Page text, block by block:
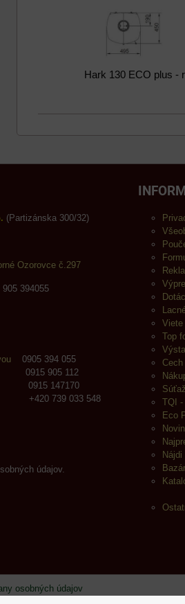
Hark 130 ECO plus -
(Partizánska 300/32)
Ozorovce č.297
394055
0905 394 055
905 112
147170
033 548
údajov.
Top
Súťaž
TQI -
Eco
osobných údajov